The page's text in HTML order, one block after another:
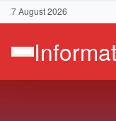
7 August 2026